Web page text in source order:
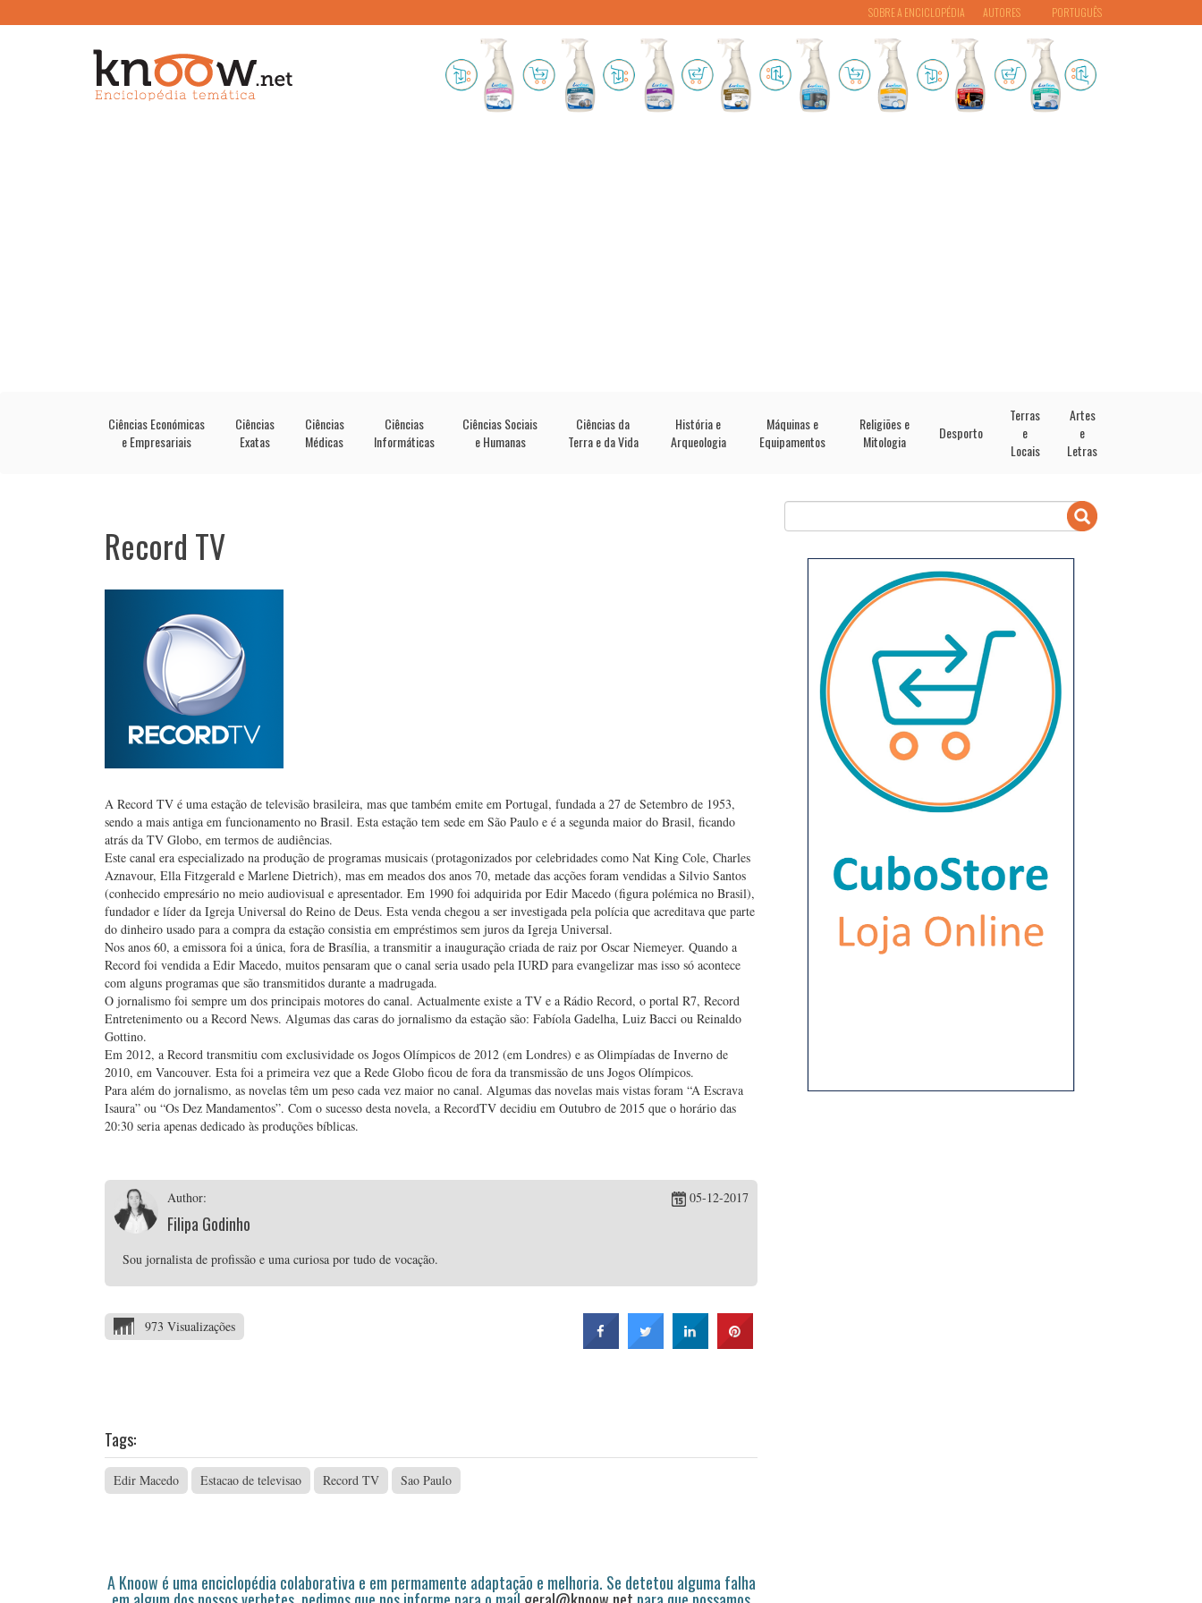
PORTUGUÊS
SOBRE A ENCICLOPÉDIA AUTORES
Ciências Económicas
e Empresariais
Ciências
Exatas
Ciências
Médicas
Ciências
Informáticas
Ciências Sociais
e Humanas
Ciências da
Terra e da Vida
História e
Arqueologia
Máquinas e
Equipamentos
Religiões e
Mitologia
Desporto
Terras
e
Locais
Artes
e
Letras
Record TV
A Record TV é uma estação de televisão brasileira, mas que também emite em Portugal, fundada a 27 de Setembro de 1953,
sendo a mais antiga em funcionamento no Brasil. Esta estação tem sede em São Paulo e é a segunda maior do Brasil, ficando
atrás da TV Globo, em termos de audiências.
Este canal era especializado na produção de programas musicais (protagonizados por celebridades como Nat King Cole, Charles
Aznavour, Ella Fitzgerald e Marlene Dietrich), mas em meados dos anos 70, metade das acções foram vendidas a Silvio Santos
(conhecido empresário no meio audiovisual e apresentador. Em 1990 foi adquirida por Edir Macedo (figura polémica no Brasil),
fundador e líder da Igreja Universal do Reino de Deus. Esta venda chegou a ser investigada pela polícia que acreditava que parte
do dinheiro usado para a compra da estação consistia em empréstimos sem juros da Igreja Universal.
Nos anos 60, a emissora foi a única, fora de Brasília, a transmitir a inauguração criada de raiz por Oscar Niemeyer. Quando a
Record foi vendida a Edir Macedo, muitos pensaram que o canal seria usado pela IURD para evangelizar mas isso só acontece
com alguns programas que são transmitidos durante a madrugada.
O jornalismo foi sempre um dos principais motores do canal. Actualmente existe a TV e a Rádio Record, o portal R7, Record
Entretenimento ou a Record News. Algumas das caras do jornalismo da estação são: Fabíola Gadelha, Luiz Bacci ou Reinaldo
Gottino.
Em 2012, a Record transmitiu com exclusividade os Jogos Olímpicos de 2012 (em Londres) e as Olimpíadas de Inverno de
2010, em Vancouver. Esta foi a primeira vez que a Rede Globo ficou de fora da transmissão de uns Jogos Olímpicos.
Para além do jornalismo, as novelas têm um peso cada vez maior no canal. Algumas das novelas mais vistas foram “A Escrava
Isaura” ou “Os Dez Mandamentos”. Com o sucesso desta novela, a RecordTV decidiu em Outubro de 2015 que o horário das
20:30 seria apenas dedicado às produções bíblicas.
Author:
Filipa Godinho
05-12-2017
Sou jornalista de profissão e uma curiosa por tudo de vocação.
973 Visualizações
Tags:
Edir Macedo Estacao de televisao Record TV Sao Paulo
A Knoow é uma enciclopédia colaborativa e em permamente adaptação e melhoria. Se detetou alguma falha